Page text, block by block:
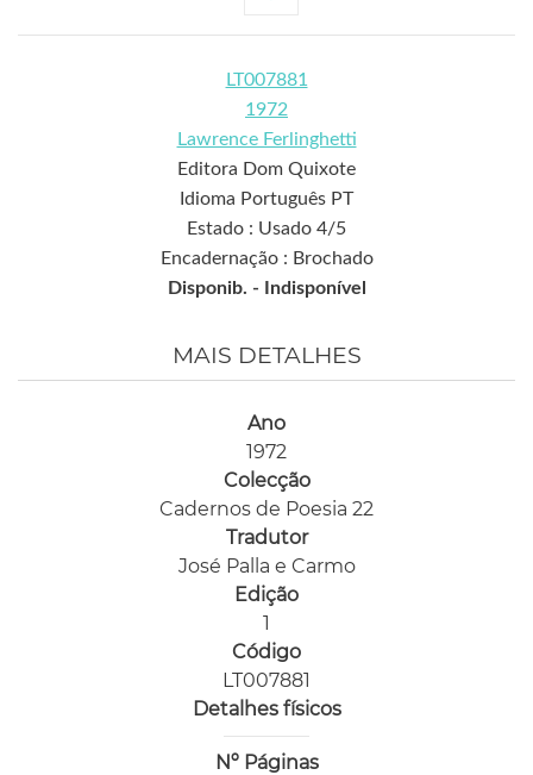
LT007881
1972
Lawrence Ferlinghetti
Editora Dom Quixote
Idioma Português PT
Estado : Usado 4/5
Encadernação : Brochado
Disponib. -
Indisponível
MAIS DETALHES
Ano
1972
Colecção
Cadernos de Poesia 22
Tradutor
José Palla e Carmo
Edição
1
Código
LT007881
Detalhes físicos
Nº Páginas